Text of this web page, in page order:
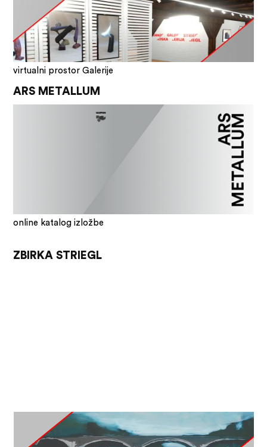
virtualni prostor Galerije
ARS METALLUM
online katalog izložbe
ZBIRKA STRIEGL